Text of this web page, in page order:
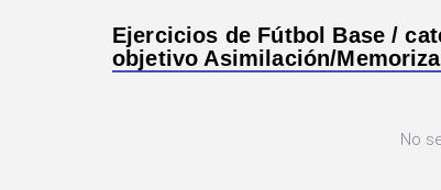
Ejercicios de Fútbol Base /
objetivo Asimilación/
No